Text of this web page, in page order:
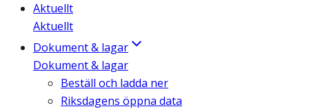
Aktuellt
Aktuellt
Dokument & lagar
Dokument & lagar
Beställ och ladda ner
Riksdagens öppna data